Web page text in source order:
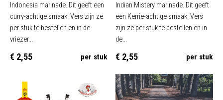
Indonesia marinade. Dit geeft een
curry-achtige smaak. Vers zijn ze
per stuk te bestellen en in de
vriezer...
€ 2,55 per stuk
Indian Mistery marinade. Dit geeft
een Kerrie-achtige smaak. Vers
zijn ze per stuk te bestellen en in
de...
€ 2,55 per stuk